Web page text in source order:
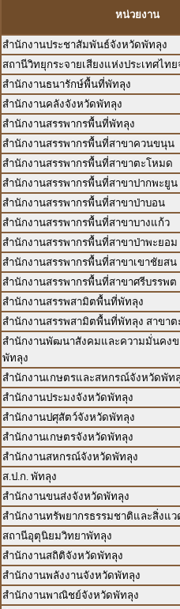
หน่วยงาน
สำนักงานประชาสัมพันธ์จังหวัดพัทลุง
สถานีวิทยุกระจายเสียงแห่งประเทศไท
สำนักงานธนารักษ์พื้นที่พัทลุง
สำนักงานคลังจังหวัดพัทลุง
สำนักงานสรรพากรพื้นที่พัทลุง
สำนักงานสรรพากรพื้นที่สาขาควนขนุน
สำนักงานสรรพากรพื้นที่สาขาตะโหมด
สำนักงานสรรพากรพื้นที่สาขาปากพะยูน
สำนักงานสรรพากรพื้นที่สาขาป่าบอน
สำนักงานสรรพากรพื้นที่สาขาบางแก้ว
สำนักงานสรรพากรพื้นที่สาขาป่าพะยอม
สำนักงานสรรพากรพื้นที่สาขาเขาชัยสน
สำนักงานสรรพากรพื้นที่สาขาศรีบรรพต
สำนักงานสรรพสามิตพื้นที่พัทลุง
สำนักงานสรรพสามิตพื้นที่พัทลุง สาขาต
สำนักงานพัฒนาสังคมและความมั่นคง
พัทลุง
สำนักงานเกษตรและสหกรณ์จังหวัดพัท
สำนักงานประมงจังหวัดพัทลุง
สำนักงานปศุสัตว์จังหวัดพัทลุง
สำนักงานเกษตรจังหวัดพัทลุง
สำนักงานสหกรณ์จังหวัดพัทลุง
ส.ป.ก. พัทลุง
สำนักงานขนส่งจังหวัดพัทลุง
สำนักงานทรัพยากรธรรมชาติและสิ่งแ
สถานีอุตุนิยมวิทยาพัทลุง
สำนักงานสถิติจังหวัดพัทลุง
สำนักงานพลังงานจังหวัดพัทลุง
สำนักงานพาณิชย์จังหวัดพัทลุง